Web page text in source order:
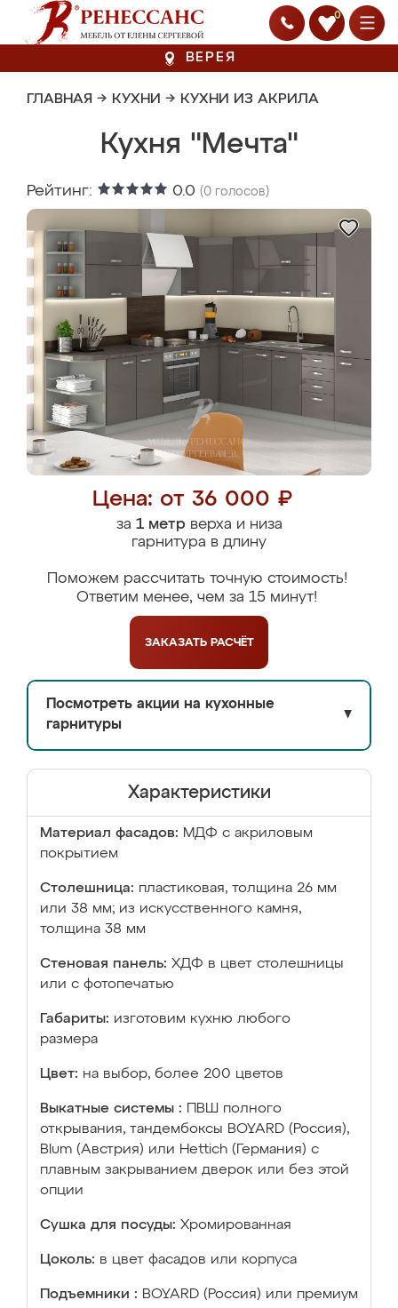
0
ВЕРЕЯ
ГЛАВНАЯ → КУХНИ → КУХНИ ИЗ АКРИЛА
Кухня "Мечта"
Рейтинг: 0.0 (0 голосов)
Цена: от 36 000 ₽
за 1 метрверха и низа
гарнитура в длину
Поможем рассчитать точную стоимость!
Ответим менее, чем за 15 минут!
ЗАКАЗАТЬ РАСЧЁТ
Посмотреть акции на кухонные
гарнитуры
▼
Характеристики
Материал фасадов: МДФ с акриловым
покрытием
Столешница: пластиковая, толщина 26 мм
или 38 мм; из искусственного камня,
толщина 38 мм
Стеновая панель: ХДФ в цвет столешницы
или с фотопечатью
Габариты: изготовим кухню любого
размера
Цвет: на выбор, более 200 цветов
Выкатные системы :
ПВШ полного
открывания, тандембоксы BOYARD (Россия),
Blum (Австрия) или Hettich (Германия) с
плавным закрыванием дверок или без этой
опции
Сушка для посуды: Хромированная
Цоколь: в цвет фасадов или корпуса
Подъемники : BOYARD (Россия) или премиум